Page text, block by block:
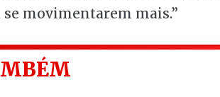
movimentarem mais.”